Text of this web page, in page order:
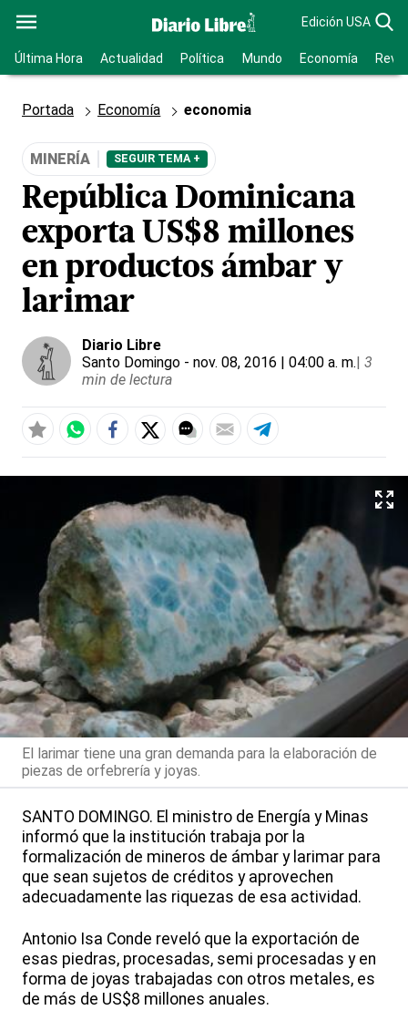
Edición USA
Última Hora Actualidad Política Mundo Economía
Portada Economía economia
MINERÍA SEGUIR TEMA +
República Dominicana
exporta US$8 millones
en productos ámbar y
larimar
Diario Libre
Santo Domingo - nov. 08, 2016 | 04:00 a. m.| 3
min de lectura
El larimar tiene una gran demanda para la elaboración de
piezas de orfebrería y joyas.
SANTO DOMINGO. El ministro de Energía y Minas
informó que la institución trabaja por la
formalización de mineros de ámbar y larimar para
que sean sujetos de créditos y aprovechen
adecuadamente las riquezas de esa actividad.
Antonio Isa Conde reveló que la exportación de
esas piedras, procesadas, semi procesadas y en
forma de joyas trabajadas con otros metales, es
de más de US$8 millones anuales.